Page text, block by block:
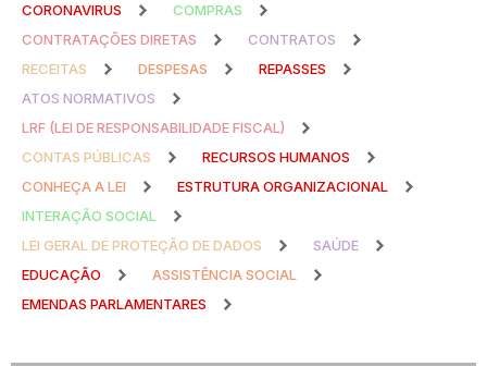
CORONAVIRUS
COMPRAS
CONTRATAÇÕES DIRETAS
CONTRATOS
RECEITAS
DESPESAS
REPASSES
ATOS NORMATIVOS
LRF (LEI DE RESPONSABILIDADE FISCAL)
CONTAS PÚBLICAS
RECURSOS HUMANOS
CONHEÇA A LEI
ESTRUTURA ORGANIZACIONAL
INTERAÇÃO SOCIAL
LEI GERAL DE PROTEÇÃO DE DADOS
SAÚDE
EDUCAÇÃO
ASSISTÊNCIA SOCIAL
EMENDAS PARLAMENTARES